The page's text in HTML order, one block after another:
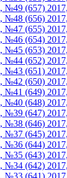
№49 (657)
№48 (656)
№47 (655)
№46 (654)
№45 (653)
№44 (652)
№43 (651)
№42 (650)
№41 (649)
№40 (648)
№39 (647)
№38 (646)
№37 (645)
№36 (644)
№35 (643)
№34 (642)
№33 (641)